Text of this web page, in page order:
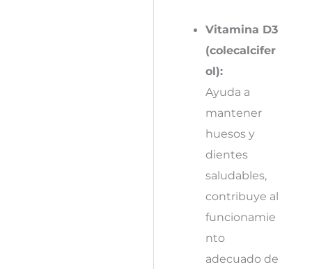
Vitamina D3
(colecalcifer
ol):
Ayuda a
mantener
huesos y
dientes
saludables,
contribuye al
funcionamie
nto
adecuado de